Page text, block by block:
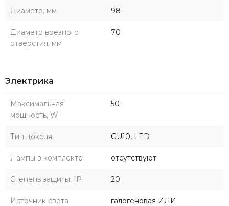
Диаметр, мм 98
Диаметр врезного
отверстия, мм
70
Электрика
Максимальная
мощность, W
50
Тип цоколя GU10, LED
Лампы в комплекте отсутствуют
Степень защиты, IP 20
Источник света
галогеновая ИЛИ